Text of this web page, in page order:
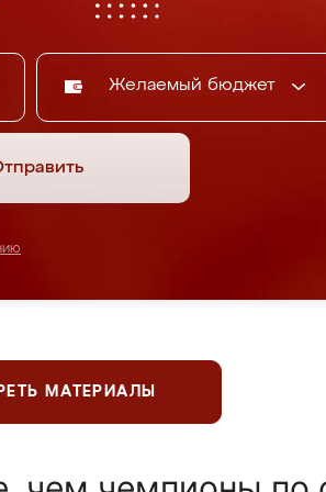
Желаемый бюджет
МАТЕРИАЛЫ